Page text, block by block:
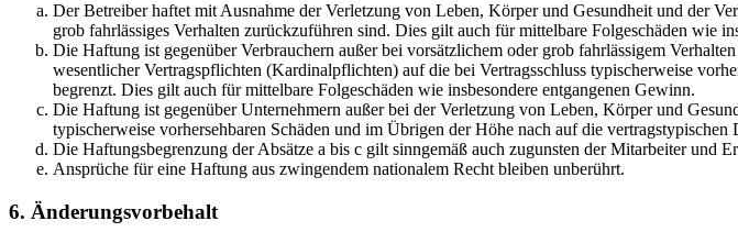
Der Betreiber haftet mit Ausnahme der Verletzung von Leben, Körper und Gesundheit und der
grob fahrlässiges Verhalten zurückzuführen sind. Dies gilt auch für mittelbare Folgeschäden wie
Die Haftung ist gegenüber Verbrauchern außer bei vorsätzlichem oder grob fahrlässigem
wesentlicher Vertragspflichten (Kardinalpflichten) auf die bei Vertragsschluss typischerweise
begrenzt. Dies gilt auch für mittelbare Folgeschäden wie insbesondere entgangenen Gewinn.
Die Haftung ist gegenüber Unternehmern außer bei der Verletzung von Leben, Körper und
typischerweise vorhersehbaren Schäden und im Übrigen der Höhe nach auf die
Die Haftungsbegrenzung der Absätze a bis c gilt sinngemäß auch zugunsten der Mitarbeiter und
Ansprüche für eine Haftung aus zwingendem nationalem Recht bleiben unberührt.
6. Änderungsvorbehalt